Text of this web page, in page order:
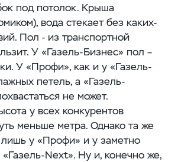
под потолок. Крыша
вода стекает без каких-
Пол - из транспортной
У «Газель-Бизнес» пол –
У «Профи», как и у «Газель-
петель, а «Газель-
не может.
у всех конкурентов
меньше метра. Однако та же
у «Профи» и у заметно
Next». Ну и, конечно же,